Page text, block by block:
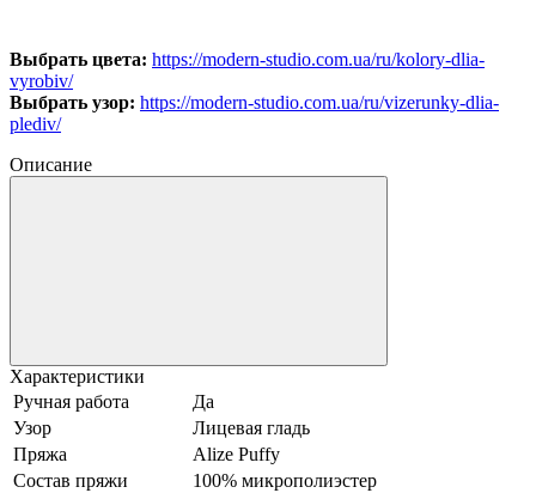
Выбрать цвета: https://modern-studio.com.ua/ru/kolory-dlia-
vyrobiv/
Выбрать узор: https://modern-studio.com.ua/ru/vizerunky-dlia-
plediv/
Описание
Характеристики
Ручная работа
Да
Узор
Лицевая гладь
Пряжа
Alize Puffy
Состав пряжи
100% микрополиэстер